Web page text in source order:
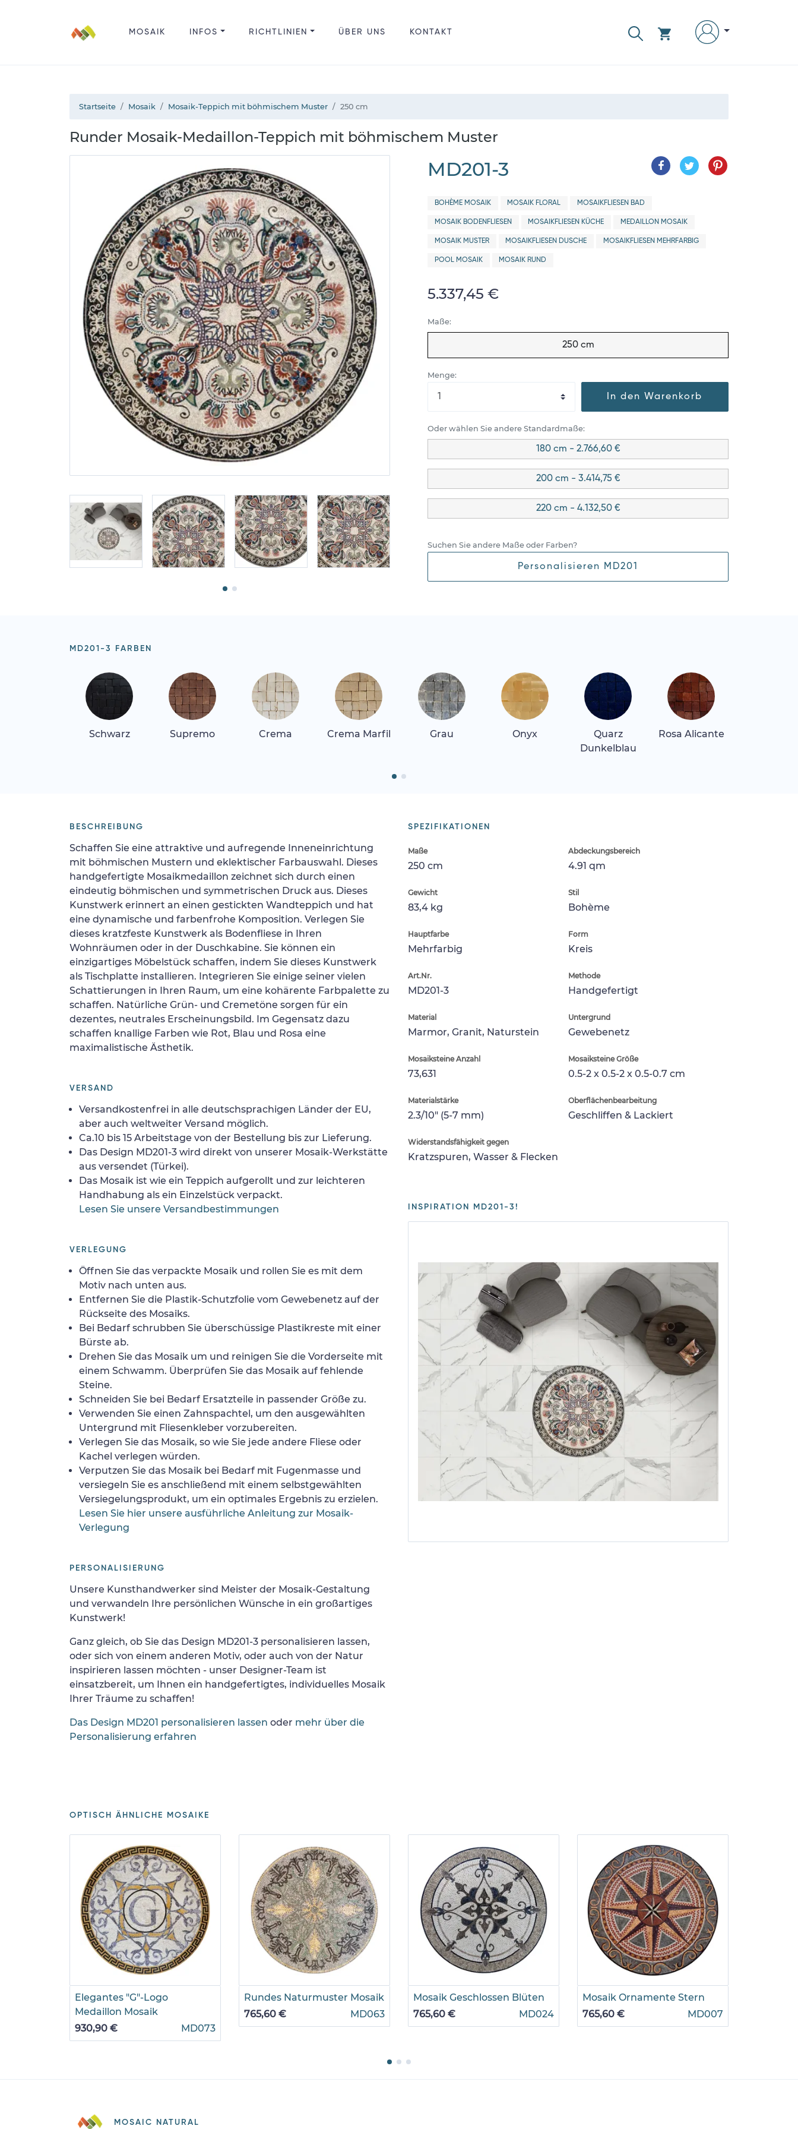
MOSAIK INFOS RICHTLINIEN ÜBER UNS KONTAKT
Startseite Mosaik Mosaik-Teppich mit böhmischem Muster 250 cm
Runder Mosaik-Medaillon-Teppich mit böhmischem Muster
MD201-3
BOHÈME MOSAIK MOSAIK FLORAL MOSAIKFLIESEN BAD
MOSAIK BODENFLIESEN MOSAIKFLIESEN KÜCHE MEDAILLON MOSAIK
MOSAIK MUSTER MOSAIKFLIESEN DUSCHE MOSAIKFLIESEN MEHRFARBIG
POOL MOSAIK MOSAIK RUND
5.337,45 €
Maße:
250 cm
Menge:
In den Warenkorb
Oder wählen Sie andere Standardmaße:
180 cm - 2.766,60 €
200 cm - 3.414,75 €
220 cm - 4.132,50 €
Suchen Sie andere Maße oder Farben?
Personalisieren MD201
MD201-3 FARBEN
Schwarz Supremo Crema Crema Marfil Grau Onyx
Quarz
Dunkelblau
Rosa Alicante
SPEZIFIKATIONEN
Maße
250 cm
Abdeckungsbereich
4.91 qm
Gewicht
83,4 kg
Stil
Bohème
Hauptfarbe
Mehrfarbig
Form
Kreis
Art.Nr.
MD201-3
Methode
Handgefertigt
Material
Marmor, Granit, Naturstein
Untergrund
Gewebenetz
Mosaiksteine Anzahl
73,631
Mosaiksteine Größe
0.5-2 x 0.5-2 x 0.5-0.7 cm
Materialstärke
2.3/10" (5-7 mm)
Oberflächenbearbeitung
Geschliffen & Lackiert
Widerstandsfähigkeit gegen
Kratzspuren, Wasser & Flecken
INSPIRATION MD201-3!
BESCHREIBUNG
Schaffen Sie eine attraktive und aufregende Inneneinrichtung
mit böhmischen Mustern und eklektischer Farbauswahl. Dieses
handgefertigte Mosaikmedaillon zeichnet sich durch einen
eindeutig böhmischen und symmetrischen Druck aus. Dieses
Kunstwerk erinnert an einen gestickten Wandteppich und hat
eine dynamische und farbenfrohe Komposition. Verlegen Sie
dieses kratzfeste Kunstwerk als Bodenfliese in Ihren
Wohnräumen oder in der Duschkabine. Sie können ein
einzigartiges Möbelstück schaffen, indem Sie dieses Kunstwerk
als Tischplatte installieren. Integrieren Sie einige seiner vielen
Schattierungen in Ihren Raum, um eine kohärente Farbpalette zu
schaffen. Natürliche Grün- und Cremetöne sorgen für ein
dezentes, neutrales Erscheinungsbild. Im Gegensatz dazu
schaffen knallige Farben wie Rot, Blau und Rosa eine
maximalistische Ästhetik.
VERSAND
Versandkostenfrei in alle deutschsprachigen Länder der EU,
aber auch weltweiter Versand möglich.
Ca.10 bis 15 Arbeitstage von der Bestellung bis zur Lieferung.
Das Design MD201-3 wird direkt von unserer Mosaik-Werkstätte
aus versendet (Türkei).
Das Mosaik ist wie ein Teppich aufgerollt und zur leichteren
Handhabung als ein Einzelstück verpackt.
Lesen Sie unsere Versandbestimmungen
VERLEGUNG
Öffnen Sie das verpackte Mosaik und rollen Sie es mit dem
Motiv nach unten aus.
Entfernen Sie die Plastik-Schutzfolie vom Gewebenetz auf der
Rückseite des Mosaiks.
Bei Bedarf schrubben Sie überschüssige Plastikreste mit einer
Bürste ab.
Drehen Sie das Mosaik um und reinigen Sie die Vorderseite mit
einem Schwamm. Überprüfen Sie das Mosaik auf fehlende
Steine.
Schneiden Sie bei Bedarf Ersatzteile in passender Größe zu.
Verwenden Sie einen Zahnspachtel, um den ausgewählten
Untergrund mit Fliesenkleber vorzubereiten.
Verlegen Sie das Mosaik, so wie Sie jede andere Fliese oder
Kachel verlegen würden.
Verputzen Sie das Mosaik bei Bedarf mit Fugenmasse und
versiegeln Sie es anschließend mit einem selbstgewählten
Versiegelungsprodukt, um ein optimales Ergebnis zu erzielen.
Lesen Sie hier unsere ausführliche Anleitung zur Mosaik-
Verlegung
PERSONALISIERUNG
Unsere Kunsthandwerker sind Meister der Mosaik-Gestaltung
und verwandeln Ihre persönlichen Wünsche in ein großartiges
Kunstwerk!
Ganz gleich, ob Sie das Design MD201-3 personalisieren lassen,
oder sich von einem anderen Motiv, oder auch von der Natur
inspirieren lassen möchten - unser Designer-Team ist
einsatzbereit, um Ihnen ein handgefertigtes, individuelles Mosaik
Ihrer Träume zu schaffen!
Das Design MD201 personalisieren lassen oder mehr über die
Personalisierung erfahren
OPTISCH ÄHNLICHE MOSAIKE
Elegantes "G"-Logo
Medaillon Mosaik
930,90 €
MD073
Rundes Naturmuster Mosaik
765,60 €
MD063
Mosaik Geschlossen Blüten
765,60 €
MD024
Mosaik Ornamente Stern
765,60 €
MD007
MOSAIC NATURAL